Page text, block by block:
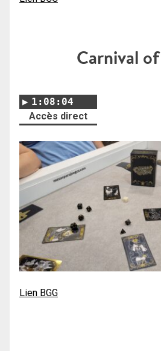
Carnival
1:08:04
Accès direct
Lien BGG